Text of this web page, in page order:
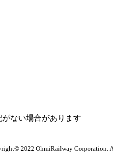
ない場合があります
2022 OhmiRailway Corporation.